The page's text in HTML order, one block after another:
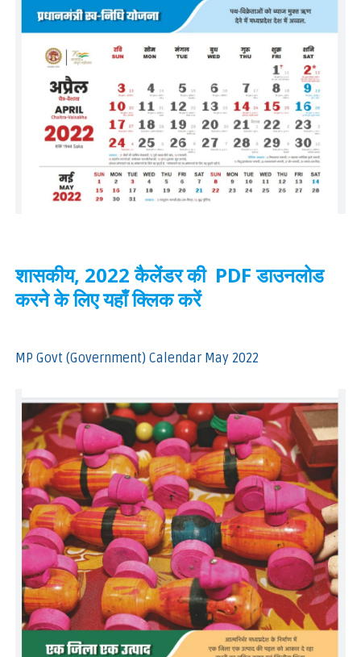
शासकीय, 2022 कैलेंडर की PDF डाउनलोड
करने के लिए यहाँ क्लिक करें
MP Govt (Government) Calendar May 2022